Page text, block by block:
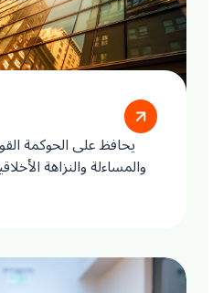
يحافظ على الحوكمة
والمساءلة والنزاهة